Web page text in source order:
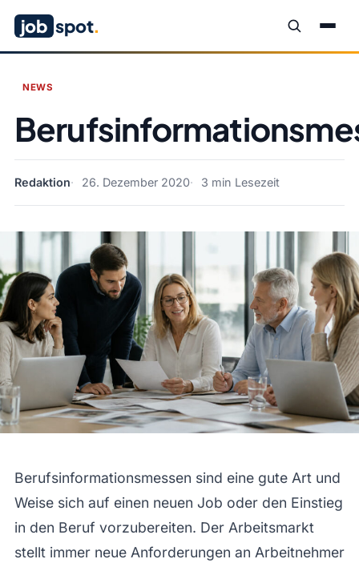
job spot.
NEWS
Redaktion 26. Dezember 2020 3 min Lesezeit
Berufsinformationsmessen sind eine gute Art und
Weise sich auf einen neuen Job oder den Einstieg
in den Beruf vorzubereiten. Der Arbeitsmarkt
stellt immer neue Anforderungen an Arbeitnehmer